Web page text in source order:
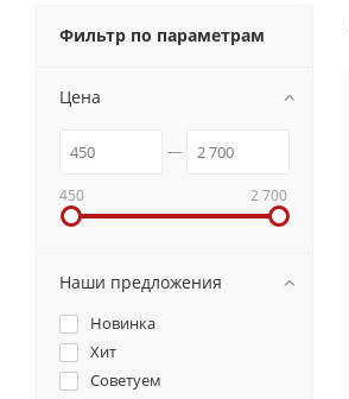
Фильтр по параметрам
Цена
450 2 700
Наши предложения
Новинка
Хит
Советуем